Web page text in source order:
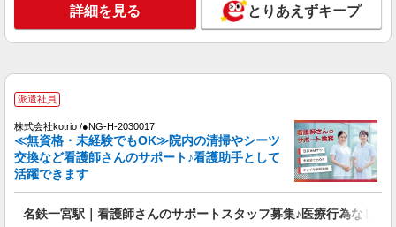
詳細を見る とりあえずキープ
派遣社員
株式会社kotrio /●NG-H-2030017
≪無資格・未経験でもOK≫院内の清掃やシーツ
交換など看護師さんのサポート♪看護助手として
活躍できます
名鉄一宮駅｜看護師さんのサポートスタッフ募集♪医療行為なし